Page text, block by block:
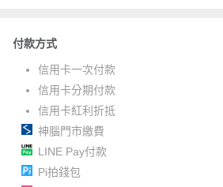
付款方式
信用卡一次付款
信用卡分期付款
信用卡紅利折抵
神腦門市繳費
LINE Pay付款
Pi拍錢包